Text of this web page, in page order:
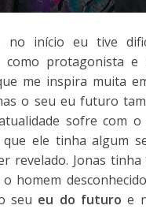
no início eu tive
como protagonista
me inspira muita
o seu eu futuro
sofre com o
ele tinha algum
revelado. Jonas tinha
homem
seu eu do futuroe